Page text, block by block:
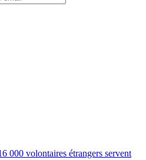
000 volontaires étrangers servent